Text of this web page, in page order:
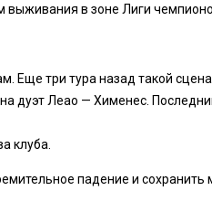
выживания в зоне Лиги
Еще три тура назад такой
дуэт Леао — Хименес.
клуба.
падение и сохранить